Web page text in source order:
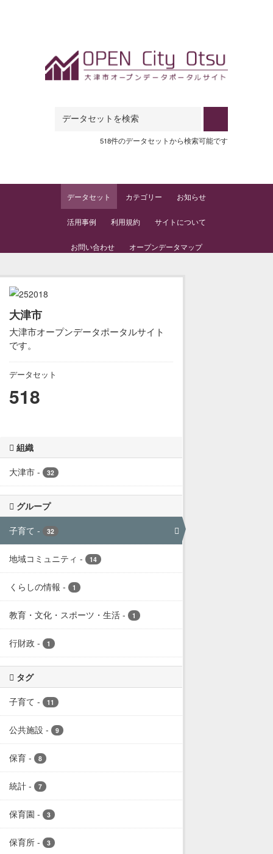
518件のデータセットから検索可能です
データセット カテゴリー お知らせ
活用事例 利用規約 サイトについて
お問い合わせ オープンデータマップ
大津市
大津市オープンデータポータルサイト
です。
データセット
518
組織
大津市 - 32
グループ
子育て - 32
地域コミュニティ - 14
くらしの情報 - 1
教育・文化・スポーツ・生活 - 1
行財政 - 1
タグ
子育て - 11
公共施設 - 9
保育 - 8
統計 - 7
保育園 - 3
保育所 - 3